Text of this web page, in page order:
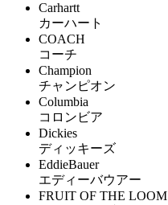
Carhartt
カーハート
COACH
コーチ
Champion
チャンピオン
Columbia
コロンビア
Dickies
ディッキーズ
EddieBauer
エディーバウアー
FRUIT OF THE LOOM